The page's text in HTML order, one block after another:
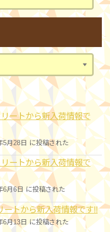
ートから新入荷情報で
5月28日 に投稿された
ートから新入荷情報で
6月6日 に投稿された
ートから新入荷情報です!!
6月13日 に投稿された